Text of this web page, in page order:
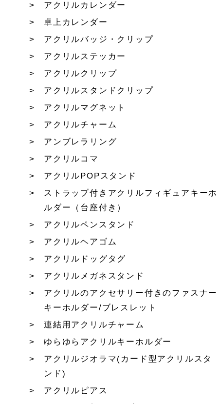
アクリルカレンダー
卓上カレンダー
アクリルバッジ・クリップ
アクリルステッカー
アクリルクリップ
アクリルスタンドクリップ
アクリルマグネット
アクリルチャーム
アンブレラリング
アクリルコマ
アクリルPOPスタンド
ストラップ付きアクリルフィギュアキーホ
ルダー（台座付き）
アクリルペンスタンド
アクリルヘアゴム
アクリルドッグタグ
アクリルメガネスタンド
アクリルのアクセサリー付きのファスナー
キーホルダー/ブレスレット
連結用アクリルチャーム
ゆらゆらアクリルキーホルダー
アクリルジオラマ(カード型アクリルスタ
ンド)
アクリルピアス